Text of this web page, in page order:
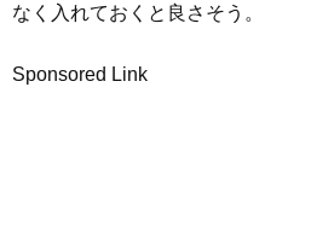
なく入れておくと良さそう。
Sponsored Link